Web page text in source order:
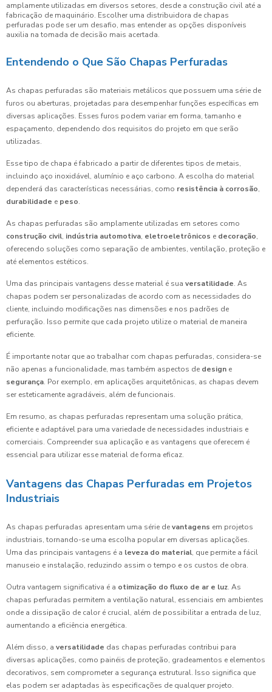
amplamente utilizadas em diversos setores, desde a construção civil até a
fabricação de maquinário. Escolher uma distribuidora de chapas
perfuradas pode ser um desafio, mas entender as opções disponíveis
auxilia na tomada de decisão mais acertada.
Entendendo o Que São Chapas Perfuradas
As chapas perfuradas são materiais metálicos que possuem uma série de
furos ou aberturas, projetadas para desempenhar funções específicas em
diversas aplicações. Esses furos podem variar em forma, tamanho e
espaçamento, dependendo dos requisitos do projeto em que serão
utilizadas.
Esse tipo de chapa é fabricado a partir de diferentes tipos de metais,
incluindo aço inoxidável, alumínio e aço carbono. A escolha do material
dependerá das características necessárias, como resistência à corrosão,
durabilidade e peso.
As chapas perfuradas são amplamente utilizadas em setores como
construção civil, indústria automotiva, eletroeletrônicos e decoração,
oferecendo soluções como separação de ambientes, ventilação, proteção e
até elementos estéticos.
Uma das principais vantagens desse material é sua versatilidade. As
chapas podem ser personalizadas de acordo com as necessidades do
cliente, incluindo modificações nas dimensões e nos padrões de
perfuração. Isso permite que cada projeto utilize o material de maneira
eficiente.
É importante notar que ao trabalhar com chapas perfuradas, considera-se
não apenas a funcionalidade, mas também aspectos de design e
segurança. Por exemplo, em aplicações arquitetônicas, as chapas devem
ser esteticamente agradáveis, além de funcionais.
Em resumo, as chapas perfuradas representam uma solução prática,
eficiente e adaptável para uma variedade de necessidades industriais e
comerciais. Compreender sua aplicação e as vantagens que oferecem é
essencial para utilizar esse material de forma eficaz.
Vantagens das Chapas Perfuradas em Projetos
Industriais
As chapas perfuradas apresentam uma série devantagens em projetos
industriais, tornando-se uma escolha popular em diversas aplicações.
Uma das principais vantagens é a leveza do material, que permite a fácil
manuseio e instalação, reduzindo assim o tempo e os custos de obra.
Outra vantagem significativa é a otimização do fluxo de ar e luz. As
chapas perfuradas permitem a ventilação natural, essenciais em ambientes
onde a dissipação de calor é crucial, além de possibilitar a entrada de luz,
aumentando a eficiência energética.
Além disso, a versatilidade das chapas perfuradas contribui para
diversas aplicações, como painéis de proteção, gradeamentos e elementos
decorativos, sem comprometer a segurança estrutural. Isso significa que
elas podem ser adaptadas às especificações de qualquer projeto.